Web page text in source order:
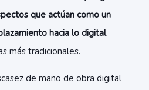
que actúan como un
hacia lo digital
más tradicionales.
de mano de obra digital